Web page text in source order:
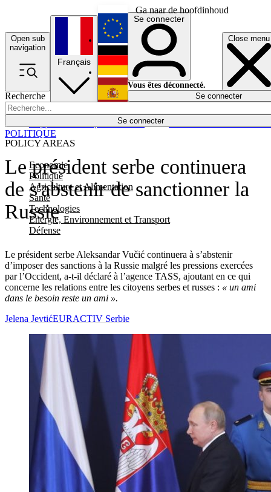
Ga naar de hoofdinhoud
Open sub
navigation
Close menu
Recherche
Se connecter
POLICY AREAS
Economie
Politique
Agriculture et Alimentation
Santé
Technologies
Energie, Environnement et Transport
Défense
Économie
Français
English
Deutsch
Español
Se connecter
Vous êtes déconnecté.
Se connecter
Le président serbe continuera
de s'abstenir de sanctionner la
Russie
Le président serbe Aleksandar Vučić continuera à s’abstenir
d’imposer des sanctions à la Russie malgré les pressions exercées
par l’Occident, a-t-il déclaré à l’agence TASS, ajoutant en ce qui
concerne les relations entre les citoyens serbes et russes : « un ami
dans le besoin reste un ami ».
POLITIQUE
Jelena JevtićEURACTIV Serbie